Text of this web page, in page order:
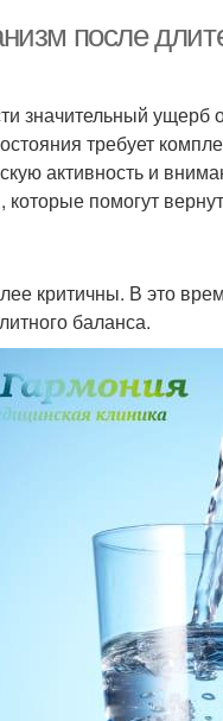
после
значительный ущерб
требует
активность и
помогут
критичны. В это
баланса.